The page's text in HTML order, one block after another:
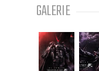
GALERIE